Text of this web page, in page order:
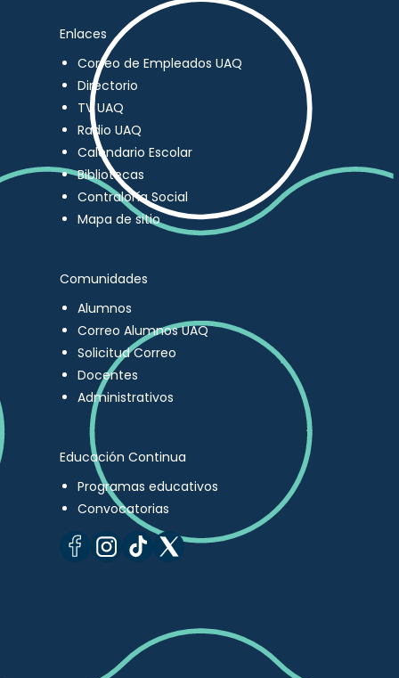
Enlaces
Correo de Empleados UAQ
Directorio
TV UAQ
Radio UAQ
Calendario Escolar
Bibliotecas
Contraloría Social
Mapa de sitio
Comunidades
Alumnos
Correo Alumnos UAQ
Solicitud Correo
Docentes
Administrativos
Educación Continua
Programas educativos
Convocatorias